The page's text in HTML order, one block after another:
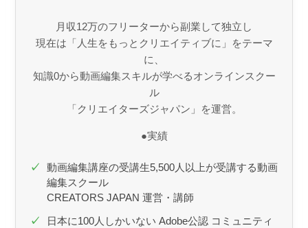
月収12万のフリーターから副業して独立し
現在は「人生をもっとクリエイティブに」をテーマ
に、
知識0から動画編集スキルが学べるオンラインスクー
ル
「クリエイターズジャパン」を運営。
●実績
動画編集講座の受講生5,500人以上が受講する動画
編集スクール
CREATORS JAPAN 運営・講師
日本に100人しかいない Adobe公認 コミュニティ